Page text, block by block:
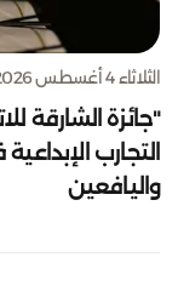
الثلاثاء 4 أغسطس 2026
"جائزة الشارقة
التجارب
واليافعين